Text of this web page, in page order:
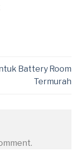
Battery Room
Termurah